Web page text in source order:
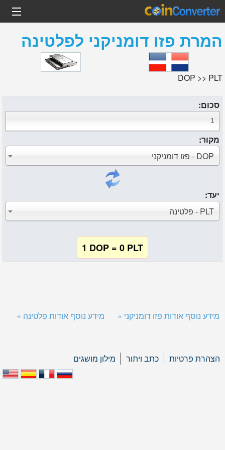
המרת פזו דומניקני לפלטינה
DOP >> PLT
סכום:
מקור:
DOP - פזו דומניקני
יעד:
PLT - פלטינה
1 DOP = 0 PLT
מידע נוסף אודות פזו דומניקני » מידע נוסף אודות פלטינה »
הצהרת פרטיות כתב ויתור מילון מושגים